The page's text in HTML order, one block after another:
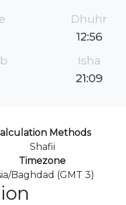
Dhuhr
12:56
Isha
21:09
Methods
Shafii
Timezone
Baghdad (GMT 3)